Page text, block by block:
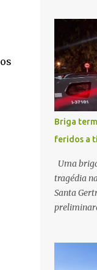
pública
decidir
maior
reflexão
da admini...
o novo
empresa.
passou a
Dias
financeira.
por
Briga
feridos a
Uma
tragédia
Santa
20h40,